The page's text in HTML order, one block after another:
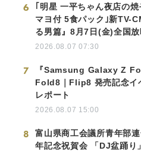
6
｢明星 一平ちゃん夜店の
マヨ付 5食パック｣新TV-
る男篇』8月7日(金)全国放
2026.08.07 07:30
7
『Samsung Galaxy Z
Fold8｜Flip8 発売記念イ
レポート
2026.08.07 15:00
8
富山県商工会議所青年部
年記念祝賀会 「DJ盆踊り